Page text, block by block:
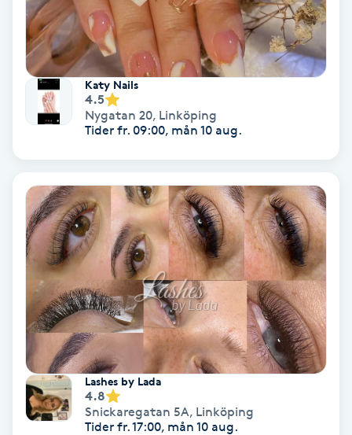
Idrottsmassage
IR-massage
Japansk massage
K18
Katun fransar
Kemisk peeling
Katy Nails
4.5
Nygatan 20, Linköping
Tider fr. 09:00, mån 10 aug.
Lashes by Lada
4.8
Snickaregatan 5A, Linköping
Tider fr. 17:00, mån 10 aug.